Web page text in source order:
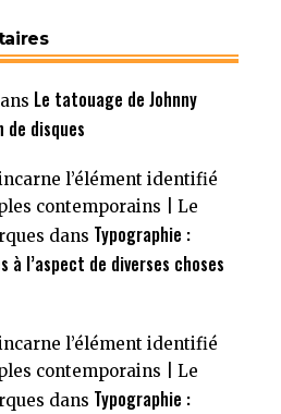
Le tatouage de Johnny
de disques
l’élément identifié
contemporains | Le
dans Typographie :
l’aspect de diverses choses
l’élément identifié
contemporains | Le
dans Typographie :